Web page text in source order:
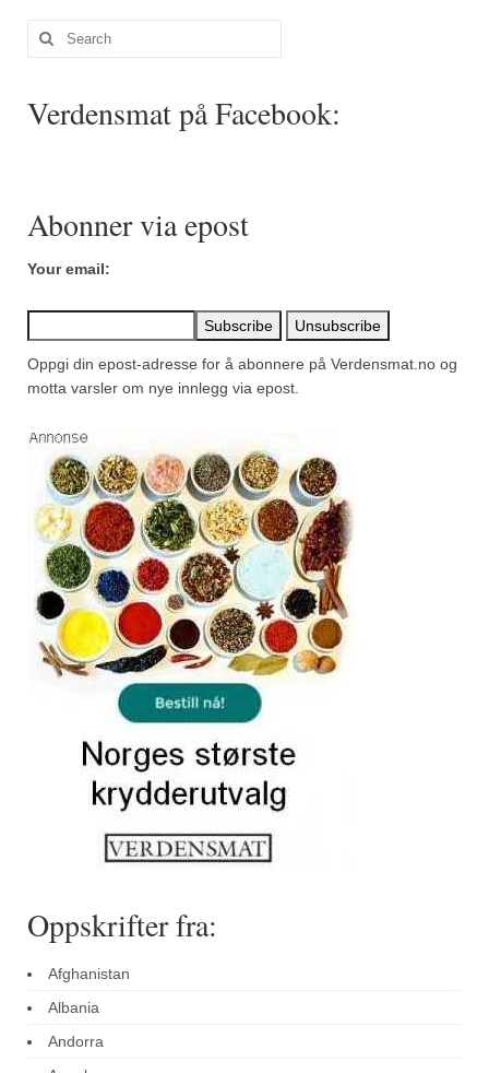
Search
for:
Verdensmat på Facebook:
Abonner via epost
Your email:
Oppgi din epost-adresse for å abonnere på Verdensmat.no og
motta varsler om nye innlegg via epost.
Oppskrifter fra:
Afghanistan
Albania
Andorra